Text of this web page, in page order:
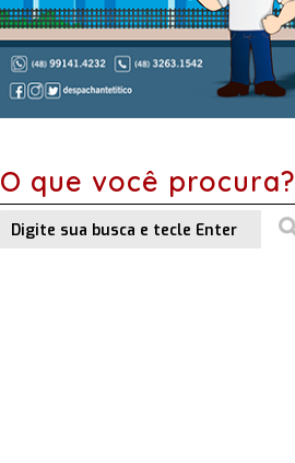
O que você procura?